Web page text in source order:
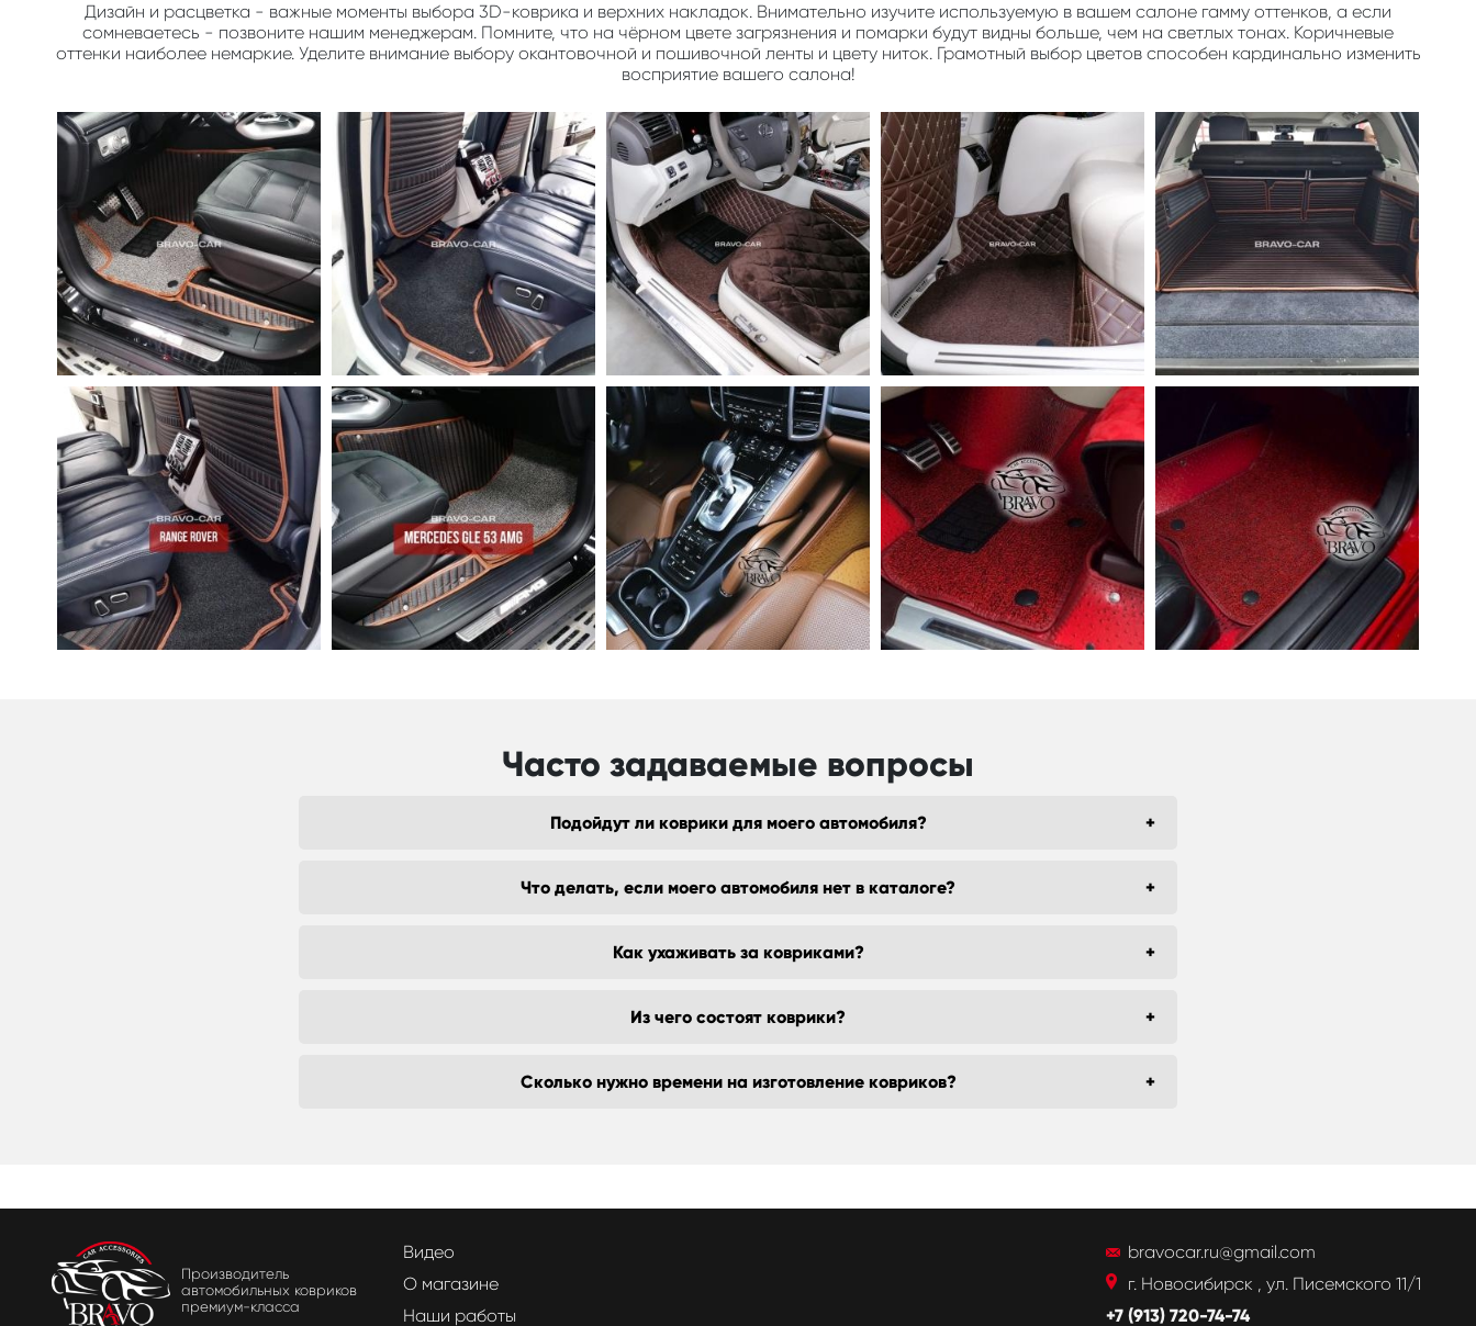
Дизайн и расцветка - важные моменты выбора 3D-коврика и верхних накладок. Внимательно изучите используемую в вашем салоне гамму оттенков, а если
сомневаетесь - позвоните нашим менеджерам. Помните, что на чёрном цвете загрязнения и помарки будут видны больше, чем на светлых тонах. Коричневые
оттенки наиболее немаркие. Уделите внимание выбору окантовочной и пошивочной ленты и цвету ниток. Грамотный выбор цветов способен кардинально изменить
восприятие вашего салона!
Часто задаваемые вопросы
Подойдут ли коврики для моего автомобиля?
Что делать, если моего автомобиля нет в каталоге?
Как ухаживать за ковриками?
Из чего состоят коврики?
Сколько нужно времени на изготовление ковриков?
Производитель
автомобильных ковриков
премиум-класса
Видео
О магазине
Наши работы
bravocar.ru@gmail.com
г. Новосибирск , ул. Писемского 11/1
+7 (913) 720-74-74